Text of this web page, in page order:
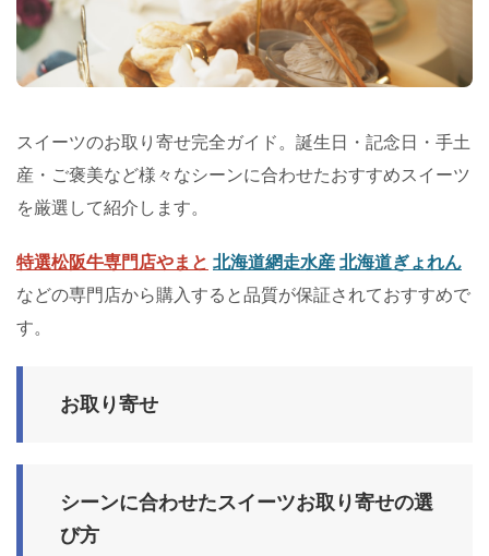
スイーツのお取り寄せ完全ガイド。誕生日・記念日・手土
産・ご褒美など様々なシーンに合わせたおすすめスイーツ
を厳選して紹介します。
特選松阪牛専門店やまと 北海道網走水産 北海道ぎょれん
などの専門店から購入すると品質が保証されておすすめで
す。
お取り寄せ
シーンに合わせたスイーツお取り寄せの選
び方